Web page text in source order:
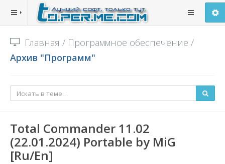
Главная / Программное обеспечение /
Архив "Программ"
Total Commander 11.02
(22.01.2024) Portable by MiG
[Ru/En]